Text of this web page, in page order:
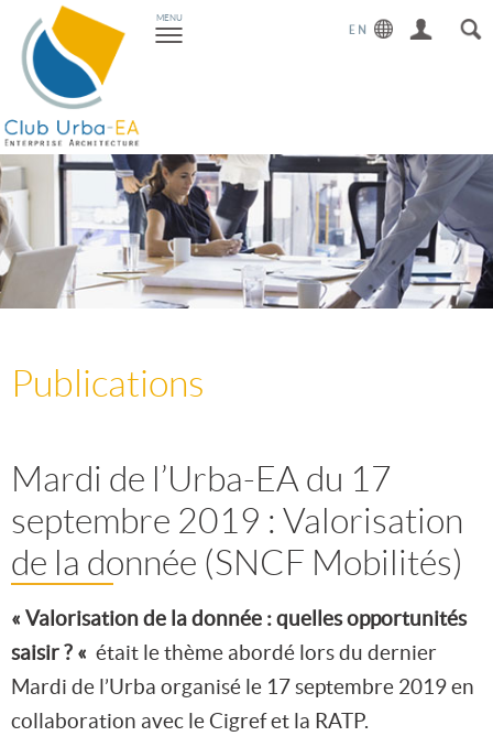
Toggle
navigation
MENU
Publications
Mardi de l’Urba-EA du 17
septembre 2019 : Valorisation
de la donnée (SNCF Mobilités)
« Valorisation de la donnée : quelles opportunités
saisir ? « était le thème abordé lors du dernier
Mardi de l’Urba organisé le 17 septembre 2019 en
collaboration avec le Cigref et la RATP.